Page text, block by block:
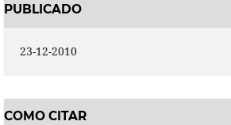
PUBLICADO
23-12-2010
COMO CITAR